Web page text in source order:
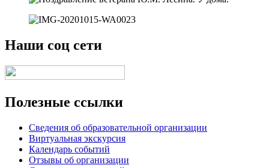
Наши соц сети
Полезные ссылки
Сведения об образовательной организации
Виртуальная экскурсия
Календарь событий
Отзывы об организации